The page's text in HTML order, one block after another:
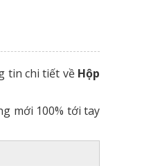
tin chi tiết về Hộp
mới 100% tới tay